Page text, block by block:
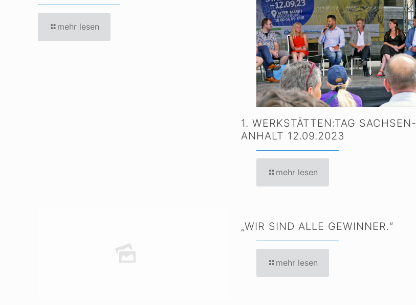
mehr lesen
1. WERKSTÄTTEN:TAG SACHSEN-
ANHALT 12.09.2023
mehr lesen
„WIR SIND ALLE GEWINNER.“
mehr lesen